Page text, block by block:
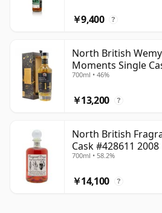
￥9,400 ?
North British
Moments Single
700ml • 46%
￥13,200 ?
North British
Cask #428611 2008
700ml • 58.2%
￥14,100 ?